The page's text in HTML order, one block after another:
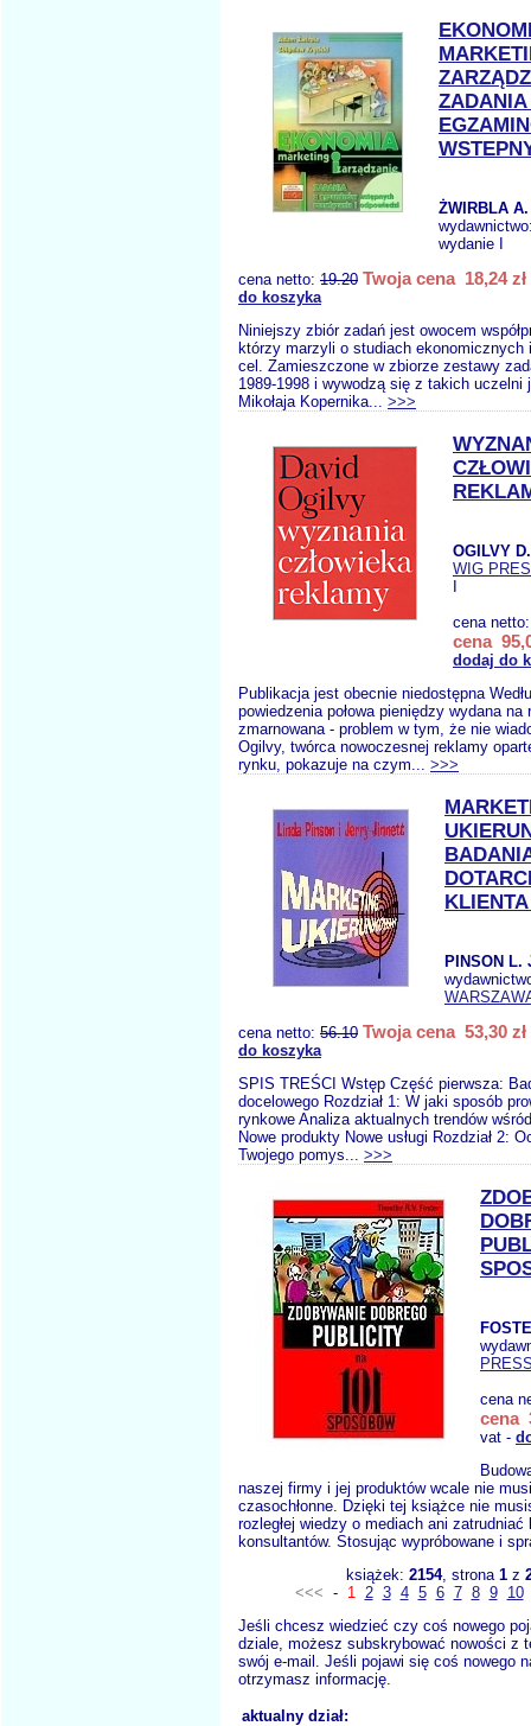
ZADANIA
ŻWIRBLA
wydanie I
cena netto: 19.20 Twoja cena 18,24 zł
do koszyka
Niniejszy zbiór zadań jest owocem
którzy marzyli o studiach ekonomicznych
cel. Zamieszczone w zbiorze zestawy
1989-1998 i wywodzą się z takich uczelni
Mikołaja Kopernika... >>>
OGILVY D.
WIG
cena
cena
dodaj do
Publikacja jest obecnie niedostępna
powiedzenia połowa pieniędzy wydana na
zmarnowana - problem w tym, że nie
Ogilvy, twórca nowoczesnej reklamy
rynku, pokazuje na czym... >>>
PINSON L.
cena netto: 56.10 Twoja cena 53,30 zł
do koszyka
SPIS TREŚCI Wstęp Część pierwsza:
docelowego Rozdział 1: W jaki sposób
rynkowe Analiza aktualnych trendów
Nowe produkty Nowe usługi Rozdział 2:
Twojego pomys... >>>
cena
cena
vat -
naszej firmy i jej produktów wcale nie
czasochłonne. Dzięki tej książce nie
rozległej wiedzy o mediach ani
konsultantów. Stosując wypróbowane i
książek: 2154, strona 1z
<<< - 1 2 3 4 5 6 7 8 9
10
Jeśli chcesz wiedzieć czy coś nowego
dziale, możesz subskrybować nowości z
swój e-mail. Jeśli pojawi się coś nowego
otrzymasz informację.
aktualny dział: